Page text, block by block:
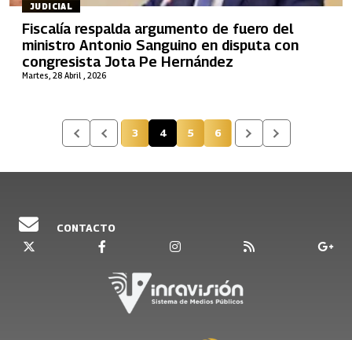
JUDICIAL
Martes, 28 Abril , 2026
Fiscalía respalda argumento de fuero del
ministro Antonio Sanguino en disputa con
congresista Jota Pe Hernández
Página
3 Página actual
4 Página
5 Página
6
CONTACTO